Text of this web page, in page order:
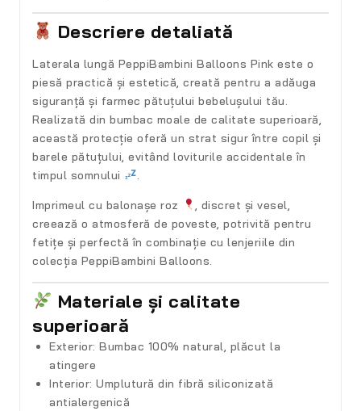
Descriere detaliată
Laterala lungă PeppiBambini Balloons Pink este o
piesă practică și estetică, creată pentru a adăuga
siguranță și farmec pătuțului bebelușului tău.
Realizată din bumbac moale de calitate superioară,
această protecție oferă un strat sigur între copil și
barele pătuțului, evitând loviturile accidentale în
timpul somnului
.
Imprimeul cu balonașe roz
, discret și vesel,
creează o atmosferă de poveste, potrivită pentru
fetițe și perfectă în combinație cu lenjeriile din
colecția PeppiBambini Balloons.
Materiale și calitate
superioară
Exterior: Bumbac 100% natural, plăcut la
atingere
Interior: Umplutură din fibră siliconizată
antialergenică